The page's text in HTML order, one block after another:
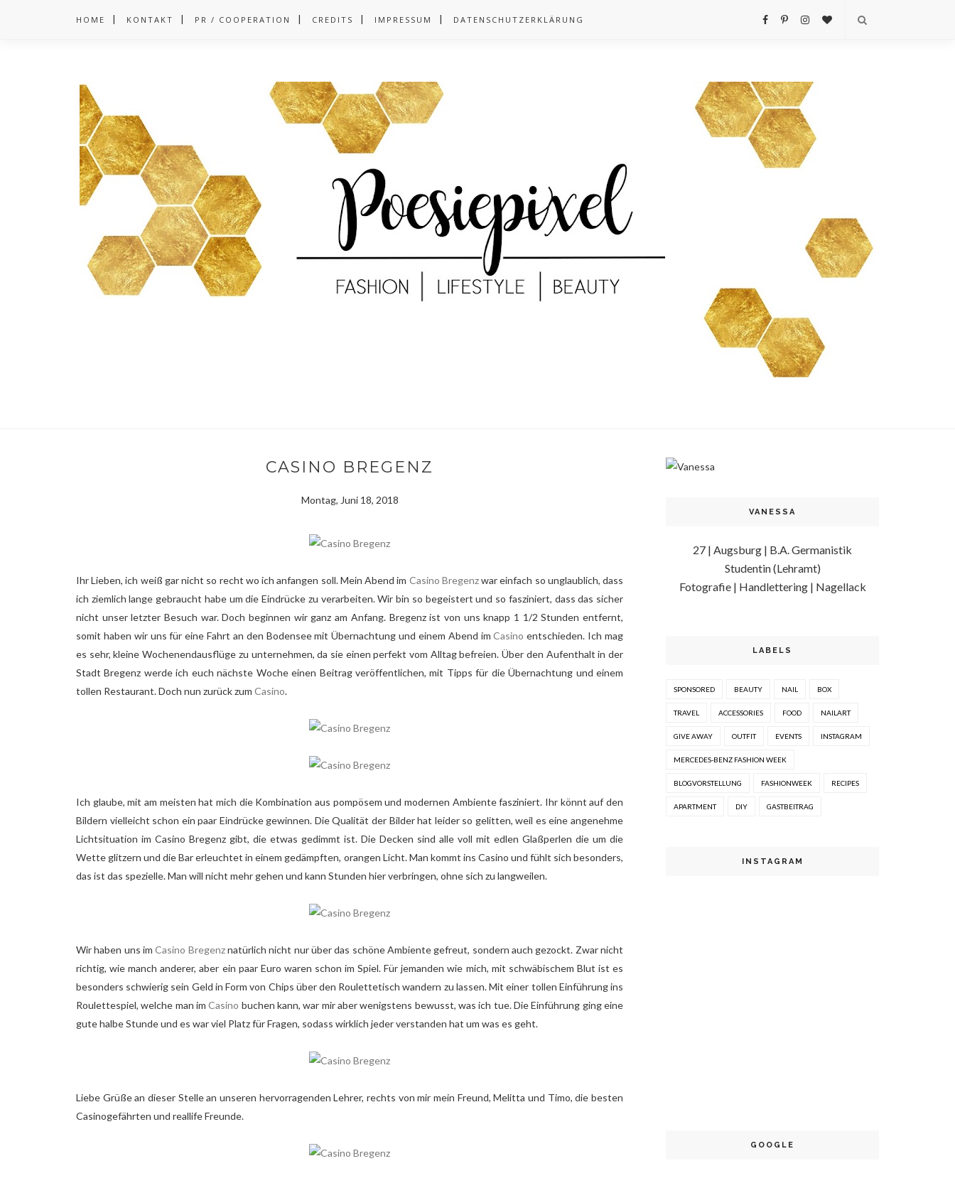
HOME KONTAKT PR / COOPERATION CREDITS IMPRESSUM DATENSCHUTZERKLÄRUNG
CASINO BREGENZ
Montag, Juni 18, 2018
Ihr Lieben, ich weiß gar nicht so recht wo ich anfangen soll. Mein Abend im Casino Bregenzwar einfach so unglaublich, dass
ich ziemlich lange gebraucht habe um die Eindrücke zu verarbeiten. Wir bin so begeistert und so fasziniert, dass das sicher
nicht unser letzter Besuch war. Doch beginnen wir ganz am Anfang. Bregenz ist von uns knapp 1 1/2 Stunden entfernt,
somit haben wir uns für eine Fahrt an den Bodensee mit Übernachtung und einem Abend imCasino entschieden. Ich mag
es sehr, kleine Wochenendausflüge zu unternehmen, da sie einen perfekt vom Alltag befreien. Über den Aufenthalt in der
Stadt Bregenz werde ich euch nächste Woche einen Beitrag veröffentlichen, mit Tipps für die Übernachtung und einem
tollen Restaurant. Doch nun zurück zum Casino.
Ich glaube, mit am meisten hat mich die Kombination aus pompösem und modernen Ambiente fasziniert. Ihr könnt auf den
Bildern vielleicht schon ein paar Eindrücke gewinnen. Die Qualität der Bilder hat leider so gelitten, weil es eine angenehme
Lichtsituation im Casino Bregenz gibt, die etwas gedimmt ist. Die Decken sind alle voll mit edlen Glaßperlen die um die
Wette glitzern und die Bar erleuchtet in einem gedämpften, orangen Licht. Man kommt ins Casino und fühlt sich besonders,
das ist das spezielle. Man will nicht mehr gehen und kann Stunden hier verbringen, ohne sich zu langweilen.
Wir haben uns imCasino Bregenznatürlich nicht nur über das schöne Ambiente gefreut, sondern auch gezockt. Zwar nicht
richtig, wie manch anderer, aber ein paar Euro waren schon im Spiel. Für jemanden wie mich, mit schwäbischem Blut ist es
besonders schwierig sein Geld in Form von Chips über den Roulettetisch wandern zu lassen. Mit einer tollen Einführung ins
Roulettespiel, welche man imCasino buchen kann, war mir aber wenigstens bewusst, was ich tue. Die Einführung ging eine
gute halbe Stunde und es war viel Platz für Fragen, sodass wirklich jeder verstanden hat um was es geht.
Liebe Grüße an dieser Stelle an unseren hervorragenden Lehrer, rechts von mir mein Freund, Melitta und Timo, die besten
Casinogefährten und reallife Freunde.
VANESSA
27 | Augsburg | B.A. Germanistik
Studentin (Lehramt)
Fotografie | Handlettering | Nagellack
LABELS
SPONSORED BEAUTY NAIL BOX
TRAVEL ACCESSORIES FOOD NAILART
GIVE AWAY OUTFIT EVENTS INSTAGRAM
MERCEDES-BENZ FASHION WEEK
BLOGVORSTELLUNG FASHIONWEEK RECIPES
APARTMENT DIY GASTBEITRAG
INSTAGRAM
GOOGLE